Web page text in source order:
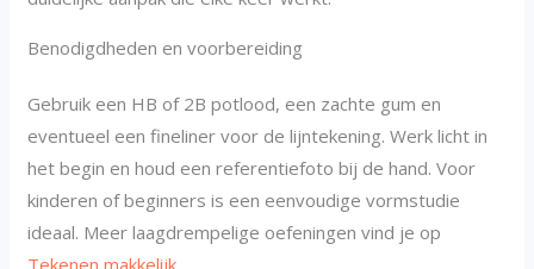
Benodigdheden en voorbereiding
Gebruik een HB of 2B potlood, een zachte gum en
eventueel een fineliner voor de lijntekening. Werk licht in
het begin en houd een referentiefoto bij de hand. Voor
kinderen of beginners is een eenvoudige vormstudie
ideaal. Meer laagdrempelige oefeningen vind je op